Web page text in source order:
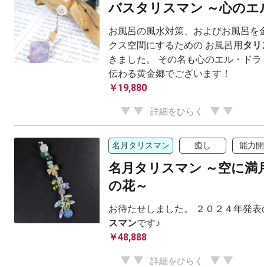
バスタリスマン ～心のエ
お風呂の風水対策、およびお風呂を
クス空間にするための お風呂用タ
きました。 その名も心のエル・ド
伝わる黄金郷でございます！
￥19,880
詳細をひらく
名月タリスマン 癒し 能力
名月タリスマン ～空に満
の花～
お待たせしました。 ２０２４年発
スマンです♪
￥48,888
詳細をひらく